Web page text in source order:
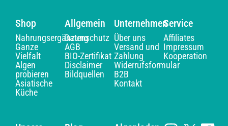
Shop
Nahrungsergänzung
Ganze
Vielfalt
Algen
probieren
Asiatische
Küche
Allgemein
Datenschutz
AGB
BIO-Zertifikat
Disclaimer
Bildquellen
Unternehmen
Über uns
Versand und
Zahlung
Widerrufsformular
B2B
Kontakt
Service
Affiliates
Impressum
Kooperation